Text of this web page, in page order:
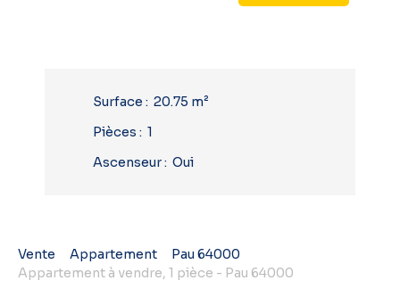
Surface : 20.75 m²
Pièces : 1
Ascenseur: Oui
Vente Appartement
Pau 64000
Appartement à vendre, 1 pièce - Pau 64000